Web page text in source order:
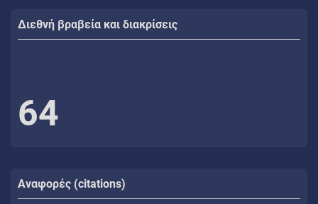
Διεθνή βραβεία και διακρίσεις
64
Αναφορές (citations)